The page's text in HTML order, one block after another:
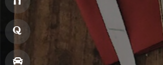
으
로
메
뉴
창